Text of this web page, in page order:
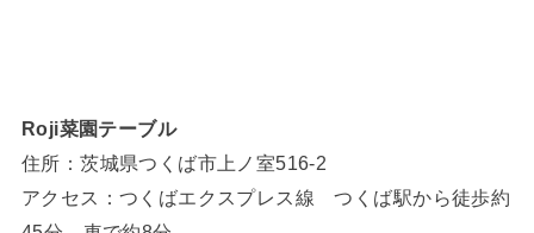
Roji菜園テーブル
住所：茨城県つくば市上ノ室516-2
アクセス：つくばエクスプレス線 つくば駅から徒歩約